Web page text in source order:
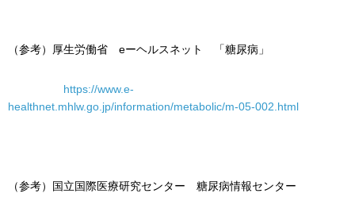
（参考）厚生労働省 eーヘルスネット 「糖尿病」
https://www.e-
healthnet.mhlw.go.jp/information/metabolic/m-05-002.html
（参考）国立国際医療研究センター 糖尿病情報センター